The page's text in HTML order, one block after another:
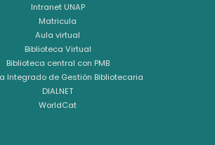
Intranet UNAP
Matricula
Aula virtual
Biblioteca Virtual
Biblioteca central con PMB
Integrado de Gestión Bibliotecaria
DIALNET
WorldCat